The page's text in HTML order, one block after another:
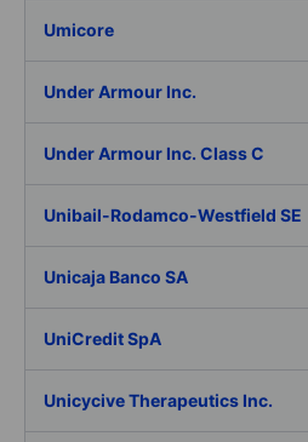
Umicore
Under Armour Inc.
Under Armour Inc. Class C
Unibail-Rodamco-Westfield SE
Unicaja Banco SA
UniCredit SpA
Unicycive Therapeutics Inc.